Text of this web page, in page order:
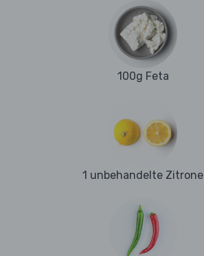
100g Feta
1 unbehandelte Zitrone